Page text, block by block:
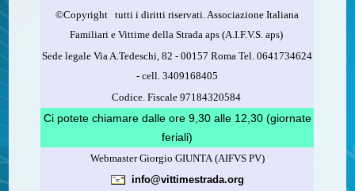
Compila la scheda CUD o del modello 730.
Firma nel riquadro indicato come “Sostegno delle
organizzazioni non lucrative di utilità sociale, delle associazioni
Indica nel riquadro il codice fiscale dell’A.I.F.V.S.:
97184320584
Leggi come fare
©​Copyright tutti i diritti riservati. Associazione Italiana
Familiari e Vittime della Strada aps (A.I.F.V.S. aps)
Sede legale Via A.Tedeschi, 82 - 00157 Roma Tel. 0641734624
-cell.3409168405
Codice. Fiscale 97184320584
Ci potete chiamare dalle ore 9,30 alle 12,30 (giornate
feriali)
Webmaster Giorgio GIUNTA (AIFVS PV)
info@vittimestrada.org